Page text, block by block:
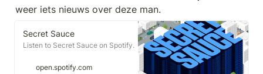
weer iets nieuws over deze man.
Secret Sauce
Listen to Secret Sauce on Spotify.
open.spotify.com